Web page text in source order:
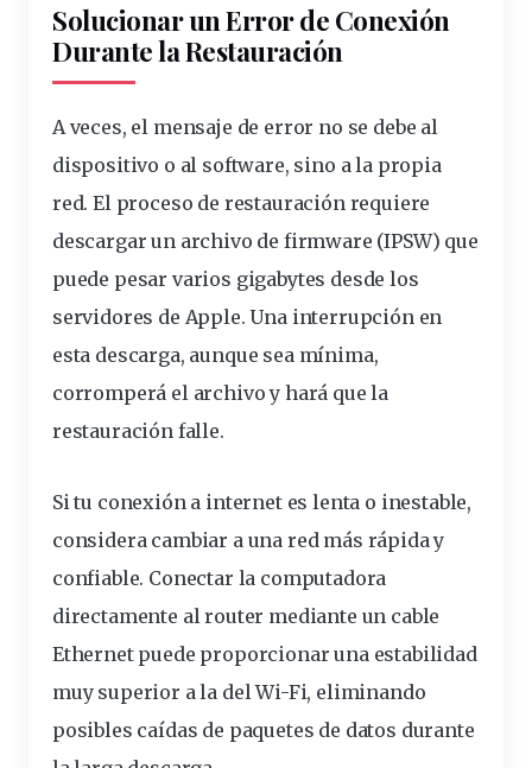
Solucionar un Error de Conexión
Durante la Restauración
A veces, el mensaje de error no se debe al
dispositivo o al software, sino a la propia
red. El proceso de restauración requiere
descargar un archivo de firmware (IPSW) que
puede pesar varios gigabytes desde los
servidores de Apple. Una interrupción en
esta descarga, aunque sea mínima,
corromperá el archivo y hará que la
restauración falle.
Si tu conexión a internet es lenta o inestable,
considera cambiar a una red más rápida y
confiable. Conectar la computadora
directamente al router mediante un cable
Ethernet puede proporcionar una estabilidad
muy superior a la del Wi-Fi, eliminando
posibles caídas de paquetes de datos durante